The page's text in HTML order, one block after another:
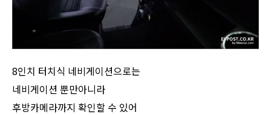
8인치 터치식 네비게이션으로는
네비게이션 뿐만아니라
후방카메라까지 확인할 수 있어